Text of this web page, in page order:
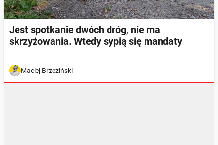
Jest spotkanie dwóch dróg, nie ma
skrzyżowania. Wtedy sypią się mandaty
Maciej Brzeziński